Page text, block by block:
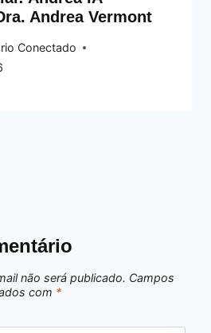
Andrea Vermont
Conectado
não será publicado. Campos
com *